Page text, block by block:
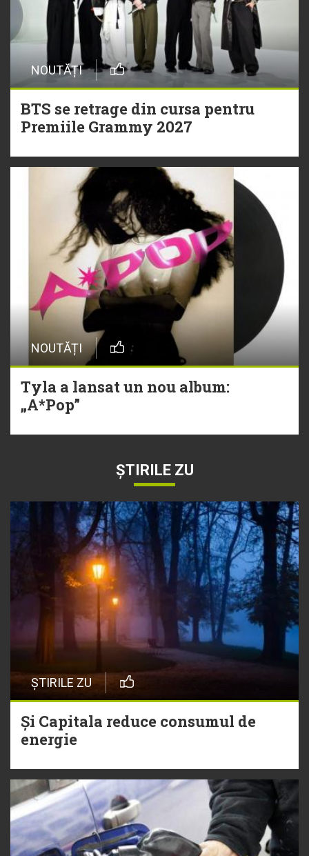
NOUTĂȚI
BTS se retrage din cursa pentru
Premiile Grammy 2027
NOUTĂȚI
Tyla a lansat un nou album:
„A*Pop”
ȘTIRILE ZU
ȘTIRILE ZU
Și Capitala reduce consumul de
energie